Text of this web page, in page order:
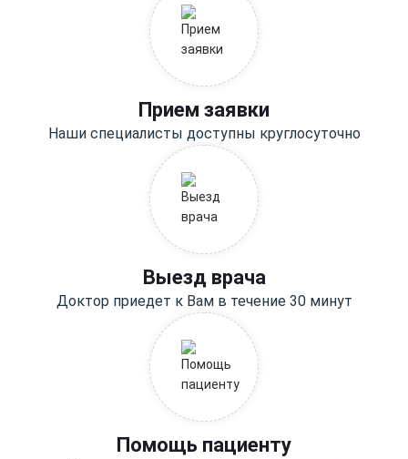
Прием заявки
Наши специалисты доступны круглосуточно
Выезд врача
Доктор приедет к Вам в течение 30 минут
Помощь пациенту